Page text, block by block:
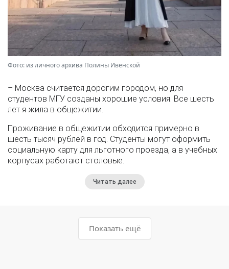
Фото: из личного архива Полины Ивенской
– Москва считается дорогим городом, но для
студентов МГУ созданы хорошие условия. Все шесть
лет я жила в общежитии.
Проживание в общежитии обходится примерно в
шесть тысяч рублей в год. Студенты могут оформить
социальную карту для льготного проезда, а в учебных
корпусах работают столовые.
Читать далее
Показать ещё